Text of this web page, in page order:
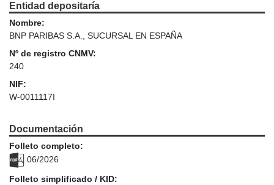
Entidad depositaría
Nombre:
BNP PARIBAS S.A., SUCURSAL EN ESPAÑA
Nº de registro CNMV:
240
NIF:
W-0011117I
Documentación
Folleto completo:
06/2026
Folleto simplificado / KID: